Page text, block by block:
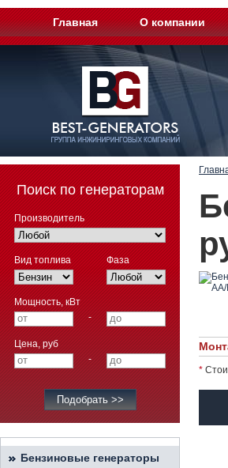
Главная О компании
Поиск по генераторам
Производитель
Вид топлива Фаза
Мощность, кВт
-
Цена, руб
-
Бензиновые генераторы
*